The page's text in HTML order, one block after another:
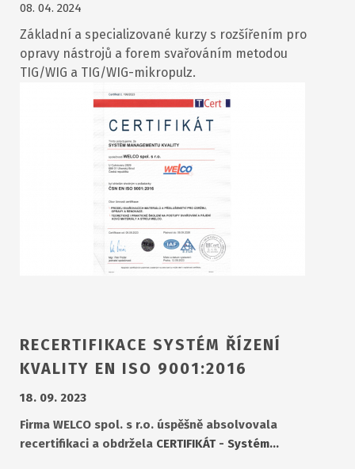
08. 04. 2024
Základní a specializované kurzy s rozšířením pro
opravy nástrojů a forem svařováním metodou
TIG/WIG a TIG/WIG-mikropulz.
RECERTIFIKACE SYSTÉM ŘÍZENÍ
KVALITY EN ISO 9001:2016
18. 09. 2023
Firma WELCO spol. s r.o. úspěšně absolvovala
recertifikaci a obdržela CERTIFIKÁT - Systém…